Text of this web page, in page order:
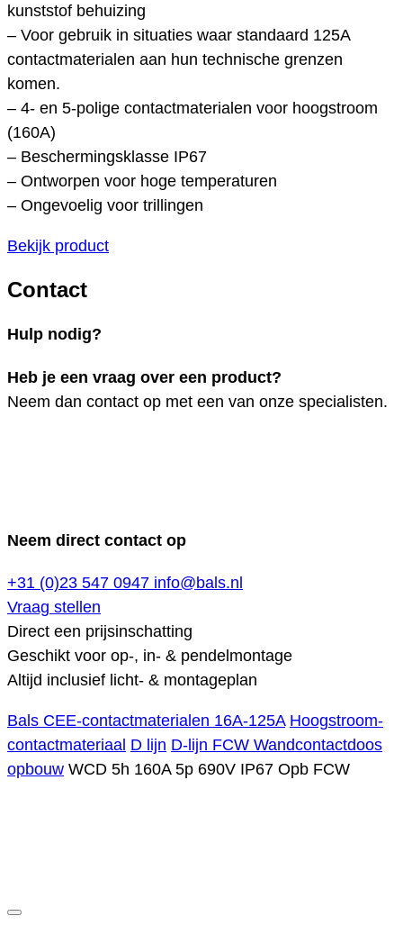
kunststof behuizing
– Voor gebruik in situaties waar standaard 125A
contactmaterialen aan hun technische grenzen
komen.
– 4- en 5-polige contactmaterialen voor hoogstroom
(160A)
– Beschermingsklasse IP67
– Ontworpen voor hoge temperaturen
– Ongevoelig voor trillingen
Bekijk product
Contact
Hulp nodig?
Heb je een vraag over een product?
Neem dan contact op met een van onze specialisten.
Neem direct contact op
+31 (0)23 547 0947 info@bals.nl
Vraag stellen
Direct een prijsinschatting
Geschikt voor op-, in- & pendelmontage
Altijd inclusief licht- & montageplan
Bals CEE-contactmaterialen 16A-125A Hoogstroom-
contactmateriaal D lijn D-lijn FCW Wandcontactdoos
opbouw WCD 5h 160A 5p 690V IP67 Opb FCW